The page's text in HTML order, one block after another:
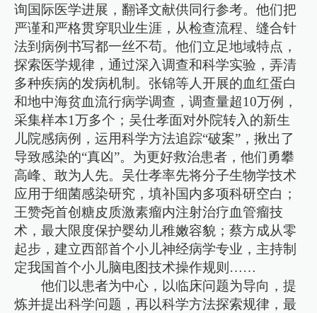
询国际医学进展，翻译文献供同行参考。他们把
严谨和严格贯穿职业生涯，从检查流程、缝合针
法到病例书写都一丝不苟。他们立足地域特点，
探索医学规律，通过深入调查和科学实验，弄清
多种疾病的发病机制。张锦等人开展的血红蛋白
和地中海贫血流行病学调查，调查量超10万例，
采集样本1万多个；吴仕孝面对外院转入的新生
儿院感病例，运用科学方法追踪“破案”，揪出了
导致感染的“真凶”。为更好救治患者，他们勇攀
高峰、敢为人先。吴仕孝率先将分子生物学技术
应用于细菌感染研究，填补国内多项科研空白；
王赞尧首创糖皮质激素瘤内注射治疗血管瘤技
术，最大限度保护婴幼儿稚嫩容貌；蔡方成从零
起步，建立西部首个小儿神经病学专业，主持制
定我国首个小儿脑电图技术操作规则……
他们以患者为中心，以临床问题为导向，提
炼并提出科学问题，再以科学方法探索规律，最